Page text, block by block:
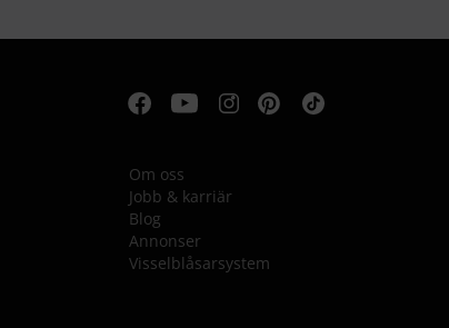
Om oss
Jobb & karriär
Blog
Annonser
Visselblåsarsystem